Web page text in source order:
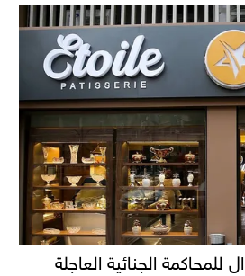
للمحاكمة الجنائية العاجلة